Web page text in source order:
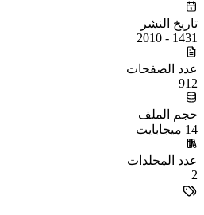
تاريخ النشر
1431 - 2010
عدد الصفحات
912
حجم الملف
14 ميجابايت
عدد المجلدات
2